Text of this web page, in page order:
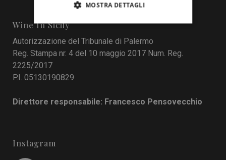
Wine In Sicily
Autorizzazione del Tribunale di Palermo
Reg. Stampa nr. 4 del 10 maggio 2017 Num. Reg.
2225/2017
P.I. 05130190829
Direttore responsabile: Francesco Pensovecchio
Instagram
MOSTRA DETTAGLI